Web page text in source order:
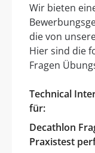
Wir bieten
die von
Hier sind die
Fragen
Technical
für:
Decathlon
Praxistest